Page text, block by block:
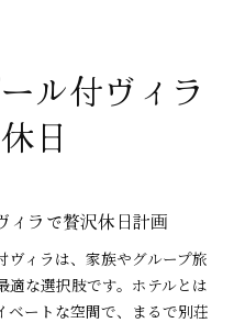
ル付ヴィラ
日
ィラで贅沢休日計画
ヴィラは、家族やグループ旅
適な選択肢です。ホテルとは
ベートな空間で、まるで別荘